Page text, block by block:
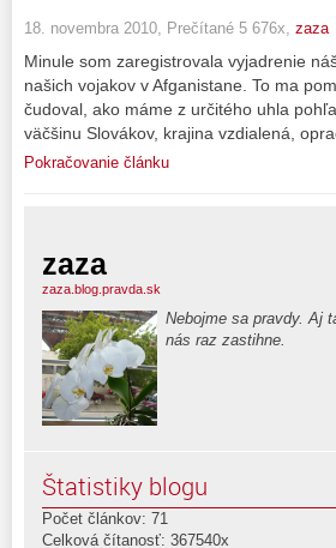
18. novembra 2010, Prečítané 5 676x, zaza
Minule som zaregistrovala vyjadrenie
našich vojakov v Afganistane. To ma
čudoval, ako máme z určitého uhla
väčšinu Slovákov, krajina vzdialená,
Pokračovanie článku
zaza
zaza.blog.pravda.sk
Nebojme sa pravdy. Aj
nás raz zastihne.
Štatistiky blogu
Počet článkov: 71
Celková čítanosť: 367540x